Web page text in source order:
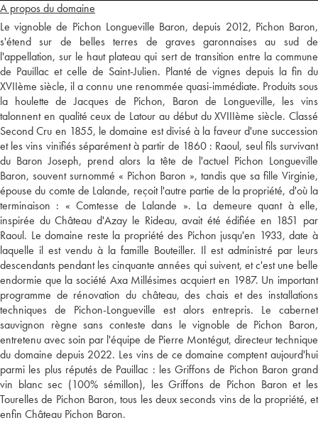
A propos du domaine
Le vignoble de Pichon Longueville Baron, depuis 2012, Pichon Baron,
s'étend sur de belles terres de graves garonnaises au sud de
l'appellation, sur le haut plateau qui sert de transition entre la commune
de Pauillac et celle de Saint-Julien. Planté de vignes depuis la fin du
XVIIème siècle, il a connu une renommée quasi-immédiate. Produits sous
la houlette de Jacques de Pichon, Baron de Longueville, les vins
talonnent en qualité ceux de Latour au début du XVIIIème siècle. Classé
Second Cru en 1855, le domaine est divisé à la faveur d'une succession
et les vins vinifiés séparément à partir de 1860 : Raoul, seul fils survivant
du Baron Joseph, prend alors la tête de l'actuel Pichon Longueville
Baron, souvent surnommé « Pichon Baron », tandis que sa fille Virginie,
épouse du comte de Lalande, reçoit l'autre partie de la propriété, d'où la
terminaison : « Comtesse de Lalande ». La demeure quant à elle,
inspirée du Château d'Azay le Rideau, avait été édifiée en 1851 par
Raoul. Le domaine reste la propriété des Pichon jusqu'en 1933, date à
laquelle il est vendu à la famille Bouteiller. Il est administré par leurs
descendants pendant les cinquante années qui suivent, et c'est une belle
endormie que la société Axa Millésimes acquiert en 1987. Un important
programme de rénovation du château, des chais et des installations
techniques de Pichon-Longueville est alors entrepris. Le cabernet
sauvignon règne sans conteste dans le vignoble de Pichon Baron,
entretenu avec soin par l'équipe de Pierre Montégut, directeur technique
du domaine depuis 2022. Les vins de ce domaine comptent aujourd'hui
parmi les plus réputés de Pauillac : les Griffons de Pichon Baron grand
vin blanc sec (100% sémillon), les Griffons de Pichon Baron et les
Tourelles de Pichon Baron, tous les deux seconds vins de la propriété, et
enfin Château Pichon Baron.